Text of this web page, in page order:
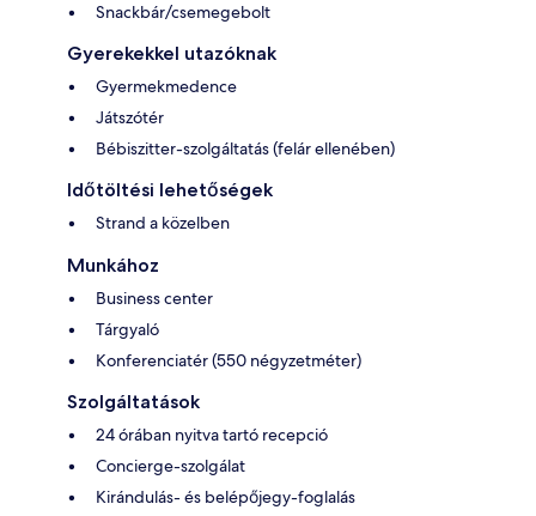
Snackbár/csemegebolt
Gyerekekkel utazóknak
Gyermekmedence
Játszótér
Bébiszitter-szolgáltatás (felár ellenében)
Időtöltési lehetőségek
Strand a közelben
Munkához
Business center
Tárgyaló
Konferenciatér (550 négyzetméter)
Szolgáltatások
24 órában nyitva tartó recepció
Concierge-szolgálat
Kirándulás- és belépőjegy-foglalás